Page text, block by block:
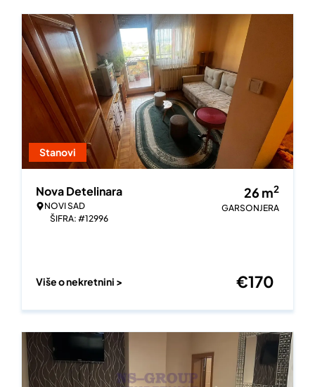
Stanovi
Nova Detelinara
NOVI SAD
ŠIFRA: #12996
26 m2
GARSONJERA
Više o nekretnini > €170